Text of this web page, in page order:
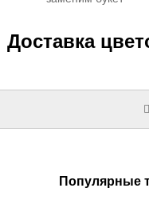
Доставка
Популярные